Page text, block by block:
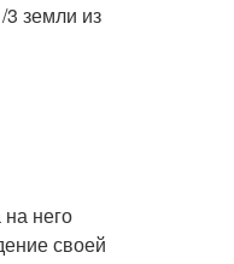
земли из
него
своей